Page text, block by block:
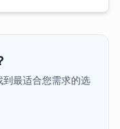
到最适合您需求的选